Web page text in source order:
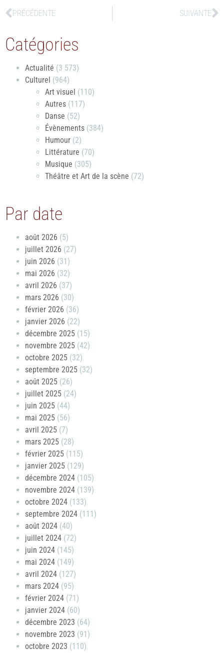
PRÉCÉDENTE SUIVANTE
Catégories
Actualité (3 573)
Culturel (964)
Art visuel (110)
Autres (117)
Danse (52)
Évènements (384)
Humour (2)
Littérature (70)
Musique (305)
Théâtre et Art de la scène (72)
Par date
août 2026 (5)
juillet 2026 (27)
juin 2026 (31)
mai 2026 (32)
avril 2026 (37)
mars 2026 (30)
février 2026 (36)
janvier 2026 (22)
décembre 2025 (15)
novembre 2025 (42)
octobre 2025 (32)
septembre 2025 (32)
août 2025 (26)
juillet 2025 (24)
juin 2025 (44)
mai 2025 (56)
avril 2025 (7)
mars 2025 (28)
février 2025 (115)
janvier 2025 (129)
décembre 2024 (105)
novembre 2024 (139)
octobre 2024 (133)
septembre 2024 (111)
août 2024 (40)
juillet 2024 (72)
juin 2024 (145)
mai 2024 (149)
avril 2024 (127)
mars 2024 (95)
février 2024 (71)
janvier 2024 (60)
décembre 2023 (64)
novembre 2023 (91)
octobre 2023 (110)